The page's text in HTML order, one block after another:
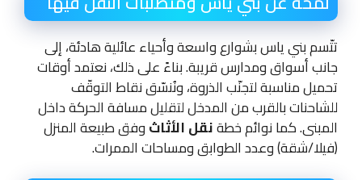
تتّسم بني ياس بشوارع واسعة وأحياء عائلية هادئة، إلى
جانب أسواق ومدارس قريبة. بناءً على ذلك، نعتمد أوقات
تحميل مناسبة لتجنّب الذروة، ونُنسّق نقاط التوقّف
للشاحنات بالقرب من المدخل لتقليل مسافة الحركة داخل
المبنى. كما نوائم خطةنقل الأثاثوفق طبيعة المنزل
(فيلا/شقة) وعدد الطوابق ومساحات الممرات.